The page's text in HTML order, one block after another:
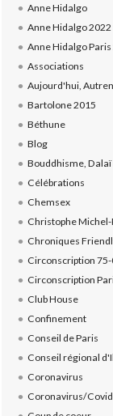
Anne Hidalgo
Anne Hidalgo 2022
Anne Hidalgo
Associations
Aujourd'hui,
Bartolone 2015
Béthune
Blog
Bouddhisme, Dalaï
Célébrations
Chemsex
Christophe
Chroniques
Circonscription
Circonscription
Club House
Confinement
Conseil de Paris
Conseil régional
Coronavirus
Coronavirus/